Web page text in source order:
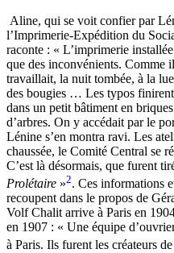
Aline, qui se voit confier par
l’Imprimerie-Expédition du
raconte : « L’imprimerie
que des inconvénients. Comme
travaillait, la nuit tombée, à la
des bougies … Les typos
dans un petit bâtiment en
d’arbres. On y accédait par le
Lénine s’en montra ravi. Les
chaussée, le Comité Central se
C’est là désormais, que furent
Prolétaire »2. Ces informations
recoupent dans le propos de
Volf Chalit arrive à Paris en
en 1907 : « Une équipe
à Paris. Ils furent les créateurs